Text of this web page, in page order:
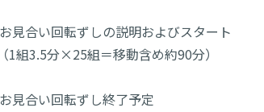
見合い回転ずしの説明およびスタート
分×25組＝移動含め約90分）
見合い回転ずし終了予定